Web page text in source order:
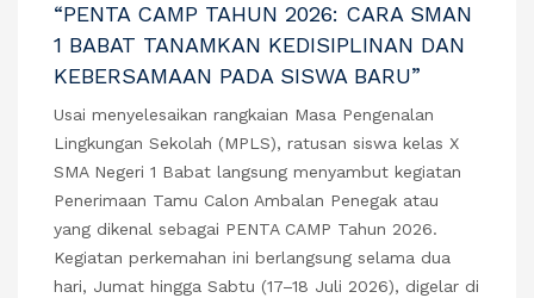
“PENTA CAMP TAHUN 2026: CARA SMAN
1 BABAT TANAMKAN KEDISIPLINAN DAN
KEBERSAMAAN PADA SISWA BARU”
Usai menyelesaikan rangkaian Masa Pengenalan
Lingkungan Sekolah (MPLS), ratusan siswa kelas X
SMA Negeri 1 Babat langsung menyambut kegiatan
Penerimaan Tamu Calon Ambalan Penegak atau
yang dikenal sebagai PENTA CAMP Tahun 2026.
Kegiatan perkemahan ini berlangsung selama dua
hari, Jumat hingga Sabtu (17–18 Juli 2026), digelar di